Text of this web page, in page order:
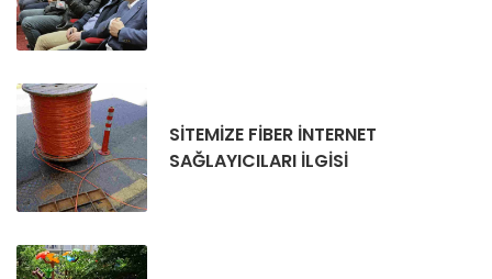
SITEMIZE FIBER İNTERNET
SAĞLAYICILARI İLGISI